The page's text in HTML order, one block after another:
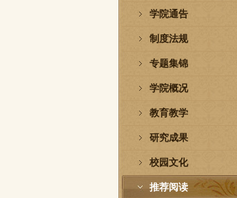
学院通告
制度法规
专题集锦
学院概况
教育教学
研究成果
校园文化
推荐阅读